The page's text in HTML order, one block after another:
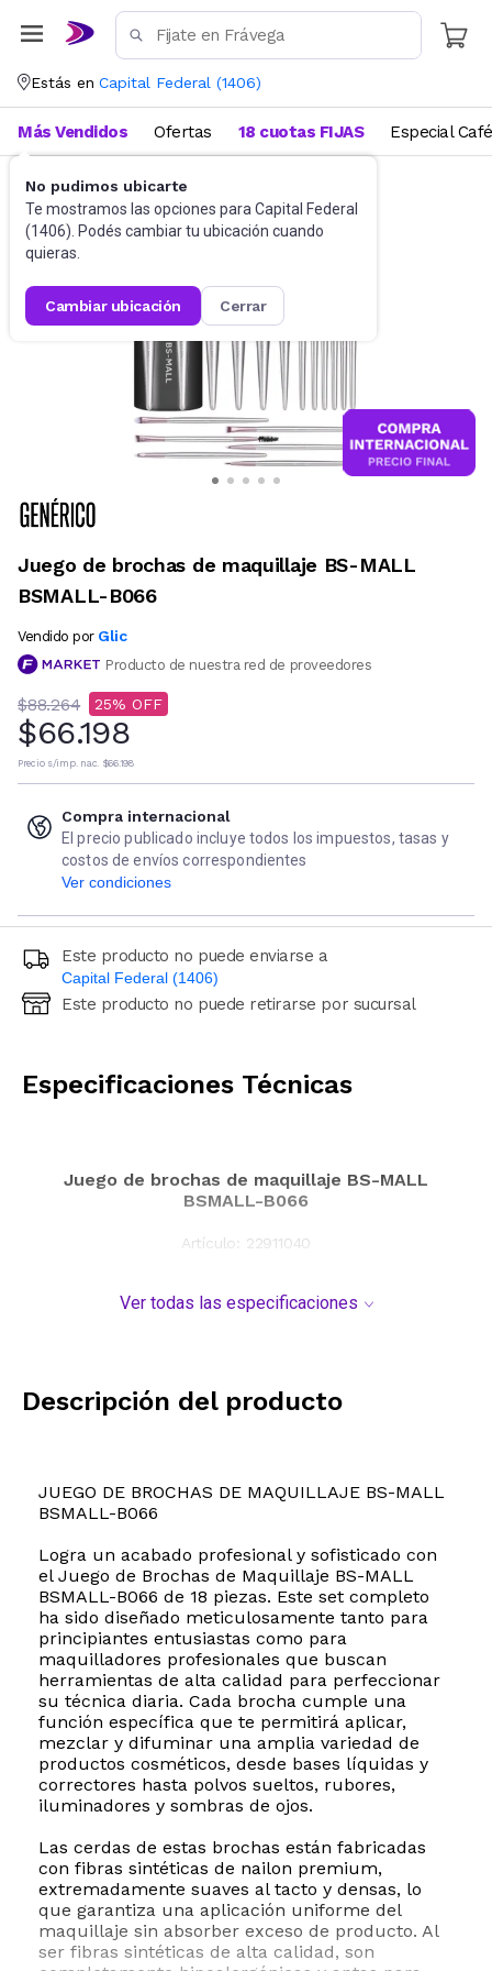
Estás en Capital Federal (1406)
No pudimos ubicarte
Te mostramos las opciones para Capital Federal
(1406). Podés cambiar tu ubicación cuando
quieras.
cambiar ubicación cerrar
Más Vendidos Ofertas 18 cuotas FIJAS Especial Café
Maquillaje Accesorios
Juego de brochas de maquillaje BS-MALL
BSMALL-B066
Vendido por Glic
Producto de nuestra red de proveedores
$88.264 25
$66.198
Precio s/imp. nac. $66.198
Compra internacional
El precio publicado incluye todos los impuestos, tasas y
costos de envíos correspondientes
Ver condiciones
Este producto no puede enviarse a
Capital Federal (1406)
Ingresá código postal (sólo números)
Este producto no puede retirarse por sucursal
Especificaciones Técnicas
Juego de brochas de maquillaje BS-MALL
BSMALL-B066
Artículo: 22911040
Ver todas las especificaciones
Descripción del producto
JUEGO DE BROCHAS DE MAQUILLAJE BS-MALL
BSMALL-B066
Logra un acabado profesional y sofisticado con
el Juego de Brochas de Maquillaje BS-MALL
BSMALL-B066 de 18 piezas. Este set completo
ha sido diseñado meticulosamente tanto para
principiantes entusiastas como para
maquilladores profesionales que buscan
herramientas de alta calidad para perfeccionar
su técnica diaria. Cada brocha cumple una
función específica que te permitirá aplicar,
mezclar y difuminar una amplia variedad de
productos cosméticos, desde bases líquidas y
correctores hasta polvos sueltos, rubores,
iluminadores y sombras de ojos.
Las cerdas de estas brochas están fabricadas
con fibras sintéticas de nailon premium,
extremadamente suaves al tacto y densas, lo
que garantiza una aplicación uniforme del
maquillaje sin absorber exceso de producto. Al
ser fibras sintéticas de alta calidad, son